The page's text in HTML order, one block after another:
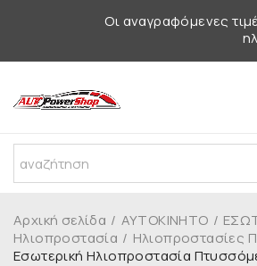
Οι αναγραφόμενες
Αρχική σελίδα / ΑΥΤΟΚΙΝΗΤΟ /
Ηλιοπροστασία / Ηλιοπροστασίες
Εσωτερική Ηλιοπροστασία